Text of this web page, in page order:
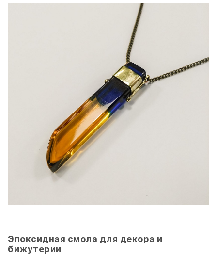
Эпоксидная смола для декора и
бижутерии